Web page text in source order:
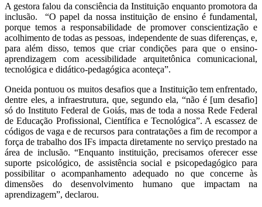
A gestora falou da consciência da Instituição enquanto promotora da
inclusão. “O papel da nossa instituição de ensino é fundamental,
porque temos a responsabilidade de promover conscientização e
acolhimento de todas as pessoas, independente de suas diferenças, e,
para além disso, temos que criar condições para que o ensino-
aprendizagem com acessibilidade arquitetônica comunicacional,
tecnológica e didático-pedagógica aconteça”.
Oneida pontuou os muitos desafios que a Instituição tem enfrentado,
dentre eles, a infraestrutura, que, segundo ela, “não é [um desafio]
só do Instituto Federal de Goiás, mas de toda a nossa Rede Federal
de Educação Profissional, Científica e Tecnológica”. A escassez de
códigos de vaga e de recursos para contratações a fim de recompor a
força de trabalho dos IFs impacta diretamente no serviço prestado na
área de inclusão. “Enquanto instituição, precisamos oferecer esse
suporte psicológico, de assistência social e psicopedagógico para
possibilitar o acompanhamento adequado no que concerne às
dimensões do desenvolvimento humano que impactam na
aprendizagem”, declarou.